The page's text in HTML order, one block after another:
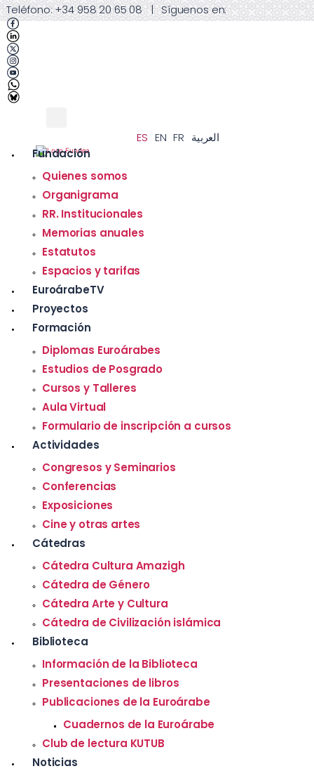
Teléfono:+34 958 20 65 08| Síguenos en:
ES EN FR العربية
Fundación
Quienes somos
Organigrama
RR. Institucionales
Memorias anuales
Estatutos
Espacios y tarifas
EuroárabeTV
Proyectos
Formación
Diplomas Euroárabes
Estudios de Posgrado
Cursos y Talleres
Aula Virtual
Formulario de inscripción a cursos
Actividades
Congresos y Seminarios
Conferencias
Exposiciones
Cine y otras artes
Cátedras
Cátedra Cultura Amazigh
Cátedra de Género
Cátedra Arte y Cultura
Cátedra de Civilización islámica
Biblioteca
Información de la Biblioteca
Presentaciones de libros
Publicaciones de la Euroárabe
Cuadernos de la Euroárabe
Club de lectura KUTUB
Noticias